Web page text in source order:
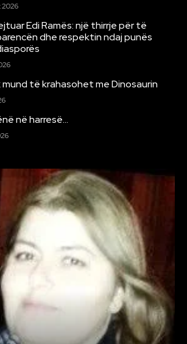
2026
Edi Ramës: një thirrje për të
dhe respektin ndaj punës
mund të krahasohet me Dinosaurin
në harresë…